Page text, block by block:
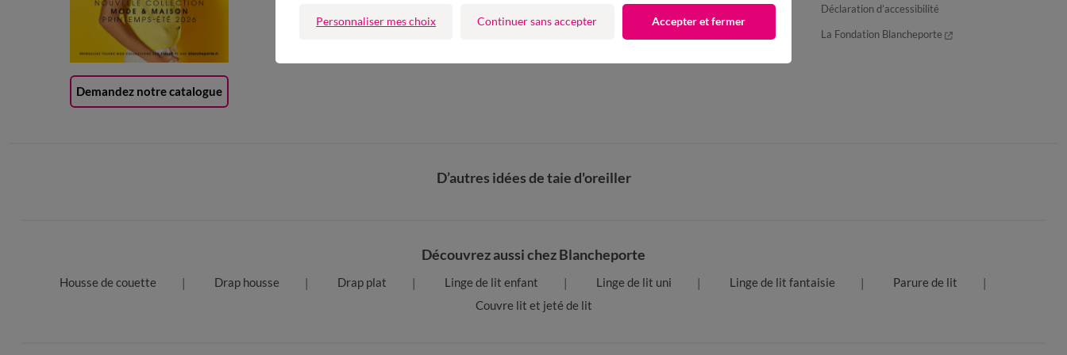
Demandez notre catalogue
Déclaration d’accessibilité
La Fondation Blancheporte
D’autres idées de taie d'oreiller
Découvrez aussi chez Blancheporte
Housse de couette Drap housse Drap plat Linge de lit enfant Linge de lit uni Linge de lit fantaisie
Parure de lit
Couvre lit et jeté de lit
Personnaliser mes choix Continuer sans accepter Accepter et fermer